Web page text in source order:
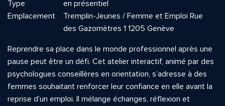
Type
en présentiel
Emplacement
Tremplin-Jeunes / Femme et Emploi Rue
des Gazomètres 1 1205 Genève
Reprendre sa place dans le monde professionnel après une
pause peut être un défi. Cet atelier interactif, animé par des
psychologues conseillères en orientation, s’adresse à des
femmes souhaitant renforcer leur confiance en elle avant la
reprise d’un emploi. Il mélange échanges, réflexion et